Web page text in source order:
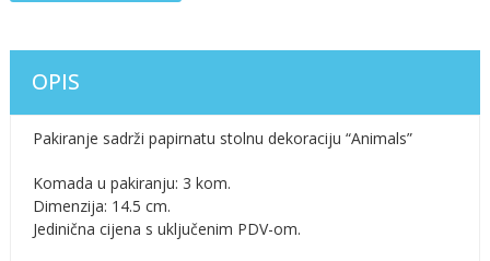
OPIS
Pakiranje sadrži papirnatu stolnu dekoraciju “Animals”
Komada u pakiranju: 3 kom.
Dimenzija: 14.5 cm.
Jedinična cijena s uključenim PDV-om.